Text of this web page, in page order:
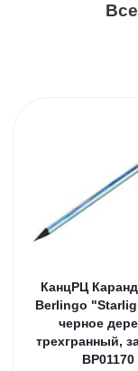
КанцРЦ
Berlingo
черное
трехгранный,
BP01170